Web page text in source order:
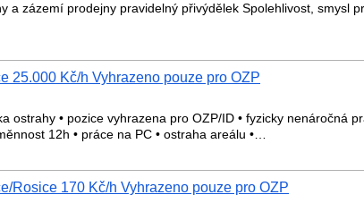
a zázemí prodejny pravidelný přivýdělek Spolehlivost, smysl
25.000 Kč/h Vyhrazeno pouze pro OZP
ostrahy • pozice vyhrazena pro OZP/ID • fyzicky nenáročná
12h • práce na PC • ostraha areálu •…
Rosice 170 Kč/h Vyhrazeno pouze pro OZP